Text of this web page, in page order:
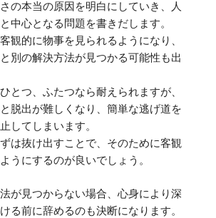
の本当の原因を明白にしていき、人
中心となる問題を書きだします。
観的に物事を見られるようになり、
別の解決方法が見つかる可能性も出
とつ、ふたつなら耐えられますが、
脱出が難しくなり、簡単な逃げ道を
してしまいます。
は抜け出すことで、そのために客観
うにするのが良いでしょう。
が見つからない場合、心身により深
る前に辞めるのも決断になります。